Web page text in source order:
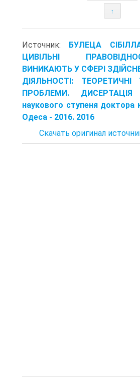
↑
Источник: БУЛЕЦА
ЦИВІЛЬНІ
ВИНИКАЮТЬ У СФЕРІ
ДІЯЛЬНОСТІ:
ПРОБЛЕМИ. ДИСЕРТАЦІЯ
наукового ступеня доктора
Одеса - 2016. 2016
Скачать оригинал